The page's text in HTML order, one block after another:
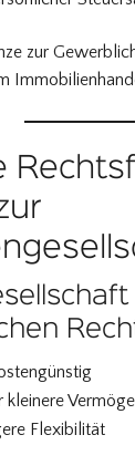
zur
kleinere
Flexibilität